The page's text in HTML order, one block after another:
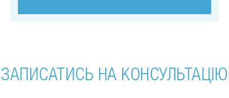
ЗАПИСАТИСЬ НА КОНСУЛЬТАЦІЮ